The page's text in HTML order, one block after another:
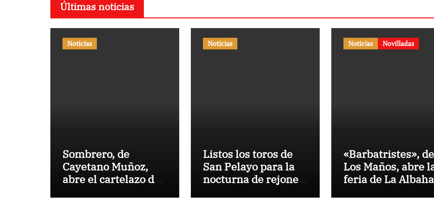
Últimas noticias
Noticias
Sombrero, de
Cayetano Muñoz,
abre el cartelazo de
Noticias
Listos los toros de
San Pelayo para la
nocturna de rejones
Noticias Novilladas
«Barbatristes», de
Los Maños, abre
feria de La